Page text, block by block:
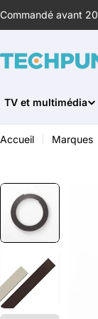
au
Commandé avant
TV et multimédia
Accueil Marques